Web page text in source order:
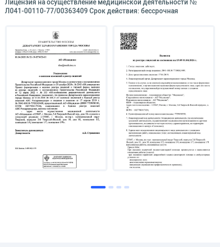
Лицензия на осуществление медицинской деятельности №
Л041-00110-77/00363409 Срок действия: бессрочная